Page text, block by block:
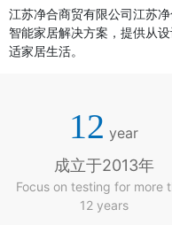
江苏净合商贸有限公司江苏
智能家居解决方案，提供从
适家居生活。
12 year
成立于2013年
Focus on testing for more
12 years